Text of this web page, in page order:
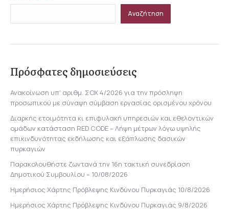
Αναζήτηση
Πρόσφατες δημοσιεύσεις
Ανακοίνωση υπ’ αριθμ. ΣΟΧ 4/2026 για την πρόσληψη
προσωπικού με σύναψη σύμβαση εργασίας ορισμένου χρόνου
Διαρκής ετοιμότητα κι επιφυλακή υπηρεσιών και εθελοντικών
ομάδων κατάσταση RED CODE – Λήψη μέτρων λόγω υψηλής
επικινδυνότητας εκδήλωσης και εξάπλωσης δασικών
πυρκαγιών
Παρακολουθήστε ζωντανά την 16η τακτική συνεδρίαση
Δημοτικού Συμβουλίου – 10/08/2026
Ημερήσιος Χάρτης Πρόβλεψης Κινδύνου Πυρκαγιάς 10/8/2026
Ημερήσιος Χάρτης Πρόβλεψης Κινδύνου Πυρκαγιάς 9/8/2026